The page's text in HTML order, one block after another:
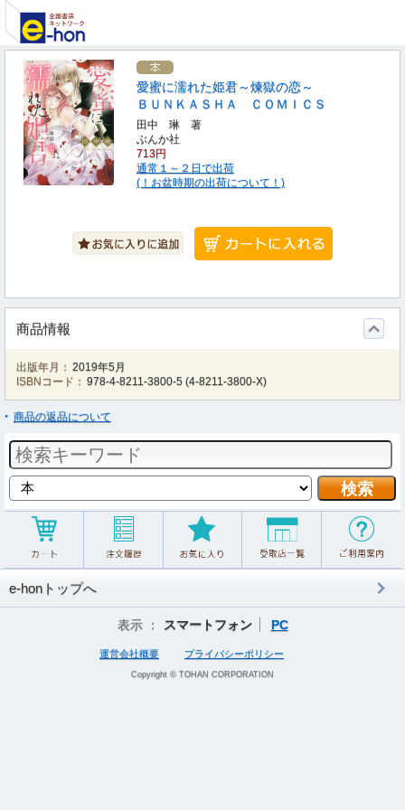
愛蜜に濡れた姫君～煉獄の恋～
ＢＵＮＫＡＳＨＡ ＣＯＭＩＣＳ
田中 琳 著
ぶんか社
713円
通常１～２日で出荷
(！お盆時期の出荷について！)
商品情報
出版年月： 2019年5月
ISBNコード： 978-4-8211-3800-5 (4-8211-3800-X)
商品の返品について
e-honトップへ
表示 ： スマートフォン PC
運営会社概要 プライバシーポリシー
Copyright © TOHAN CORPORATION